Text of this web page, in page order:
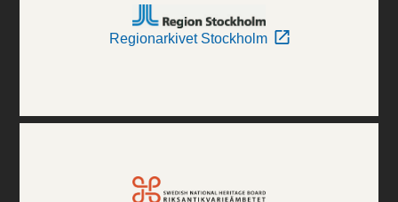
Regionarkivet Stockholm